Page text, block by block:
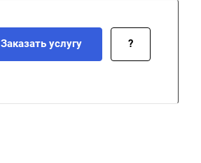
Заказать услугу ?